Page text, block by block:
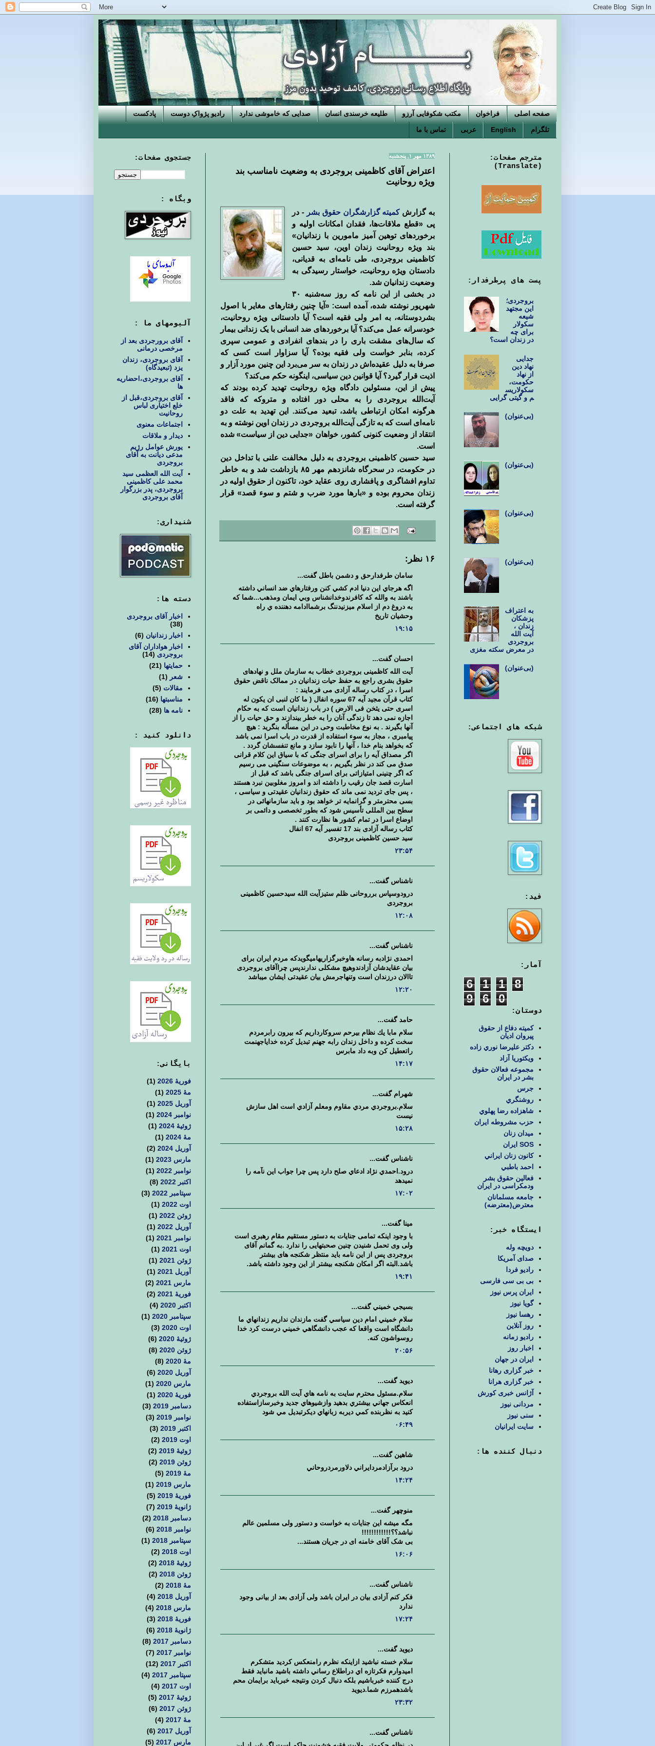
صفحه اصلی فراخوان مکتب شکوفایی آرزو طلیعه خرسندی انسان صدایی که خاموشی ندارد رادیو پژواکِ دوست پادکست
تلگرام English عربی تماس با ما
۱۳۸۹ مهر ۱, پنجشنبه
اعتراض آقای کاظمینی بروجردی به وضعیت نامناسب بند
ویژه روحانیت
به گزارش کمیته گزارشگران حقوق بشر - در
پی «قطع ملاقات‌ها، فقدان
امکانات اولیه و
برخوردهای توهین آمیز مامورین با زندانیان»
بند ویژه
روحانیت زندان اوین، سید حسین
کاظمینی بروجردی، طی نامه‌ای به قدیانی،
دادستان ویژه روحانیت، خواستار رسیدگی به
وضعیت زندانیان شد.
در بخشی از این نامه که روز سه‌شنبه ۳۰
شهریور نوشته شده،
آمده است: «آیا چنین رفتارهای مغایر با اصول
بشردوستانه، به امر ولی فقیه
است؟ آیا دادستانی ویژه روحانیت،
خودسرانه عمل می‌کند؟ آیا برخوردهای ضد انسانی با یک زندانی بیمار
که سال‌های مشقت باری را در بندهای انفرادی و عمومی سپری
کرده، بنابر خواست ولی فقیه بوده؟ آیا سزاوار است کسی که
صرفا به دلیل عقیده‌اش در زندان به سر می‌برد این چنین مورد آزار و
اذیت قرار گیرد؟ آیا قوانین دین سیاسی، اینگونه حکم می‌کند؟
پیش از این، مسئولین دادگاه ویژه روحانیت تهدید کرده‌ بودند که
آیت‌الله بروجردی را به محلی دور افتاده و متروکه که فاقد
هرگونه
امکان ارتباطی باشد، تبعید می‌کنند. این تهدید به علت دو
نامه‌ای است که به تازگی آیت‌الله بروجردی در زندان اوین نوشته و به
انتقاد از وضعیت کنونی کشور، خواهان «جدایی دین از سیاست» شده
است.
سید حسین کاظمینی بروجردی به دلیل مخالفت علنی با تداخل دین
در حکومت، در سحرگاه شانزدهم مهر ۸۵ بازداشت شد و به خاطر
تداوم افشاگری و پافشاری روی عقاید خود، تاکنون از حقوق اولیه در
زندان محروم بوده و «بارها مورد ضرب و شتم و سوء قصد» قرار
گرفته است.
۱۶ نظر:
سامان طرفدارحق و دشمن باطل گفت...
اگه هرجاي اين دنيا ادم كشي كنن ورفتارهاي ضد انساني داشته
باشند به والله كه كافرندوخدانشناس وبي ايمان ومذهب...شما كه
به دروغ دم از اسلام ميزنيدننگ برشماادامه دهننده ي راه
وحشيان تاريخ
۱۹:۱۵
احسان گفت...
آیت الله کاظمینی بروجردی خطاب به سازمان ملل و نهادهای
حقوق بشری راجع به حفظ حیات زندانیان در ممالک ناقض حقوق
اسرا ، در کتاب رساله آزادی می فرمایند :
کتاب قرآن مجید آیه 67 سوره انفال ( ما کان لنبی ان یکون له
اسری حتی یثخن فی الارض ) در باب زندانیان است که به حکام
اجازه نمی دهد تا زندگی آنان را به خطر بیندازند و حق حیات را از
آنها بگیرند . به نوع مخاطبت وحی در این مسأله بنگرید : هیچ
پیامبری ، مجاز به سوء استفاده از قدرت در باب اسرا نمی باشد
که بخواهد بنام خدا ، آنها را نابود سازد و مانع تنفسشان گردد .
اگر مصداق آیه را برای اسرای جنگی که با سیاق این کلام قرانی
صدق می کند در نظر بگیریم ، به موضوعات سنگینی می رسیم
که اگر چنینی امتیازاتی برای اسرای جنگی باشد که قبل از
اسارت قصد جان رقیب را داشته اند و امروز مغلوبین نبرد هستند
، پس جای تردید نمی ماند که حقوق زندانیان عقیدتی و سیاسی ،
بسی محترمتر و گرانمایه تر خواهد بود و باید سازمانهائی در
سطح بین المللی تأسیس شود که بطور تخصصی و دائمی بر
اوضاع اسرا در تمام کشور ها نظارت کنند .
کتاب رساله آزادی بند 17 تفسیر آیه 67 انفال
سید حسین کاظمینی بروجردی
۲۳:۵۴
ناشناس گفت...
درودوسپاس برروحانی ظلم ستیزآیت الله سیدحسین کاظمینی
بروجردی
۱۲:۰۸
ناشناس گفت...
احمدی نژادبه رسانه هاوخبرگزاریهامیگویدکه مردم ایران برای
بیان عقایدشان آزادندوهیچ مشکلی ندارندپس چراآقای بروجردی
تاالان درزندان است وتنهاجرمش بیان عقیدتی ایشان میباشد
۱۲:۲۰
حامد گفت...
سلام مابا يك نظام بيرحم سروكارداريم كه بيرون رابرمردم
سخت كرده و داخل زندان رابه جهنم تبديل كرده خداياجهنمت
راتعطيل كن وبه داد مابرس
۱۴:۱۷
شهرام گفت...
سلام.بروجردي مردي مقاوم ومعلم آزادي است اهل سازش
نيست
۱۵:۲۸
ناشناس گفت...
درود.احمدي نژاد ادعاي صلح دارد پس چرا جواب اين نآمه را
نميدهد
۱۷:۰۲
مینا گفت...
با وجود اینکه تمامی جنایات به دستور مستقیم مقام رهبری است
ولی وی تحمل شنیدن چنین صحبتهایی را ندارد .به گمانم آقای
بروجردی پس از این نامه باید منتظر شکنجه های بیشتر
باشد.البته اگر امکان شکنجه بیشتر از این وجود داشته باشد.
۱۹:۴۱
بسيجي خميني گفت...
سلام خميني امام دين سياسي گفت مازندان نداريم زندانهاي ما
دانشگاه است واقعا که عجب دانشگاهي خميني درست کرد خدا
روسواشون کنه.
۲۰:۵۶
ديويد گفت...
سلام.مسئول محترم سايت به نامه هاي آيت الله بروجردي
انعكاس جهاني بيشتري بدهيد وازشيوهاي جديد وخبرسازاستفاده
كنيد به نظربنده كمي ديربه زبانهاي ديكرتبديل مي شود
۰۶:۴۹
شاهين گفت...
درود برآزادمردايراني دلاورمردروحاني
۱۴:۲۴
منوچهر گفت...
مگه میشه این جنایات به خواست و دستور ولی مسلمین عالم
نباشد؟؟!!!!!!!!!!!!
بی شک آقای خامنه ای در جریان هستند...
۱۶:۰۶
ناشناس گفت...
فکر کنم آزادی بیان در ایران باشد ولی آزادی بعد از بیانی وجود
ندارد
۱۷:۲۴
ديويد گفت...
سلام خسته نباشيد ازاينكه نظرم رامنعكس كرديد متشكرم
اميدوارم فكرتازه اي دراطلاع رساني داشته باشيد مانبايد فقط
درج كننده خبرباشيم بلكه دنبال كردن ونتيجه خبربايد برايمان محم
باشدهمرزم شما.ديويد
۲۳:۳۲
ناشناس گفت...
جستجوی صفحات:
وبگاه :
آلبومهای ما :
آقای برورجردی بعد از
مرخصی درمانی
آقای بروجردی، زندان
یزد (تبعیدگاه)
آقای بروجردی،احضاریه
ها
آقای بروجردی،قبل از
خلع اختیاری لباس
روحانیت
اجتماعات معنوی
دیدار و ملاقات
یورش عوامل رژیم
مدعی دیانت به آقای
بروجردی
آیت الله العظمی سید
محمد علی کاظمینی
بروجردی، پدر بزرگوار
آقای بروجردی
شنیداری:
دسته ها:
اخبار آقای بروجردی
(38)
اخبار زندانیان (6)
اخبار هواداران آقای
بروجردی (14)
حمایتها (21)
شعر (1)
مقالات (5)
مناسبتها (16)
نامه ها (28)
دانلود کنید :
بايگانی:
فوریهٔ 2026
(1)
مهٔ 2025
(1)
آوریل 2025
(1)
نوامبر 2024
(1)
ژوئیهٔ 2024
(1)
مهٔ 2024
(1)
آوریل 2024
(2)
مارس 2023
(1)
نوامبر 2022
(1)
اکتبر 2022
(8)
سپتامبر 2022
(3)
اوت 2022
(1)
ژوئن 2022
(1)
آوریل 2022
(1)
نوامبر 2021
(1)
اوت 2021
(1)
ژوئن 2021
(1)
آوریل 2021
(1)
مارس 2021
(2)
فوریهٔ 2021
(2)
اکتبر 2020
(4)
سپتامبر 2020
(1)
اوت 2020
(3)
ژوئیهٔ 2020
(6)
ژوئن 2020
(8)
مهٔ 2020
(8)
آوریل 2020
(6)
مارس 2020
(1)
فوریهٔ 2020
(1)
دسامبر 2019
(3)
نوامبر 2019
(3)
اکتبر 2019
(3)
اوت 2019
(2)
ژوئیهٔ 2019
(2)
ژوئن 2019
(2)
مهٔ 2019
(5)
مارس 2019
(1)
فوریهٔ 2019
(5)
ژانویهٔ 2019
(7)
دسامبر 2018
(2)
نوامبر 2018
(6)
سپتامبر 2018
(1)
اوت 2018
(2)
ژوئیهٔ 2018
(2)
ژوئن 2018
(2)
مهٔ 2018
(2)
آوریل 2018
(4)
مارس 2018
(4)
فوریهٔ 2018
(3)
ژانویهٔ 2018
(6)
دسامبر 2017
(8)
نوامبر 2017
(7)
اکتبر 2017
(12)
سپتامبر 2017
(4)
اوت 2017
(4)
ژوئیهٔ 2017
(5)
ژوئن 2017
(6)
مهٔ 2017
(4)
آوریل 2017
(6)
مارس 2017
(5)
مترجم صفحات:
(Translate)
پست های پرطرفدار:
بروجردی؛
این مجتهد
شیعه
سکولار
برای چه
در زندان است؟
جدایی
نهاد دین
از نهاد
حکومت،
سکولاریس
م و گیتی گرایی
(بی‌عنوان)
(بی‌عنوان)
(بی‌عنوان)
(بی‌عنوان)
به اعتراف
پزشکان
زندان ،
آیت الله
بروجردی
در معرض سکته مغزی
(بی‌عنوان)
شبکه های اجتماعی:
فید:
آمار:
6 1 1
8
9
6 0
دوستان:
کمیته دفاع از حقوق
پیروان ادیان
دكتر عليرضا نوري زاده
ويكتوريا آزاد
مجموعه فعالان حقوق
بشر در ایران
جرس
روشنگري
شاهزاده رضا پهلوي
حزب مشروطه ايران
ميدان زنان
SOS ایران
كانون زنان ايراني
احمد باطبي
فعالین حقوق بشر
ودمکراسی در ایران
جامعه مسلمانان
معترض(معترضه)
ایستگاه خبر:
دویچه وله
صدای آمریکا
رادیو فردا
بی بی سی فارسی
ایران پرس نیوز
گویا نیوز
رهسا نیوز
روز آنلاین
رادیو زمانه
اخبار روز
ایران در جهان
خبر گزاری رهانا
خبر گزاری هرانا
آژانس خبری کورش
مردانی نیوز
سنی نیوز
سایت ایرانیان
دنبال كننده ها: